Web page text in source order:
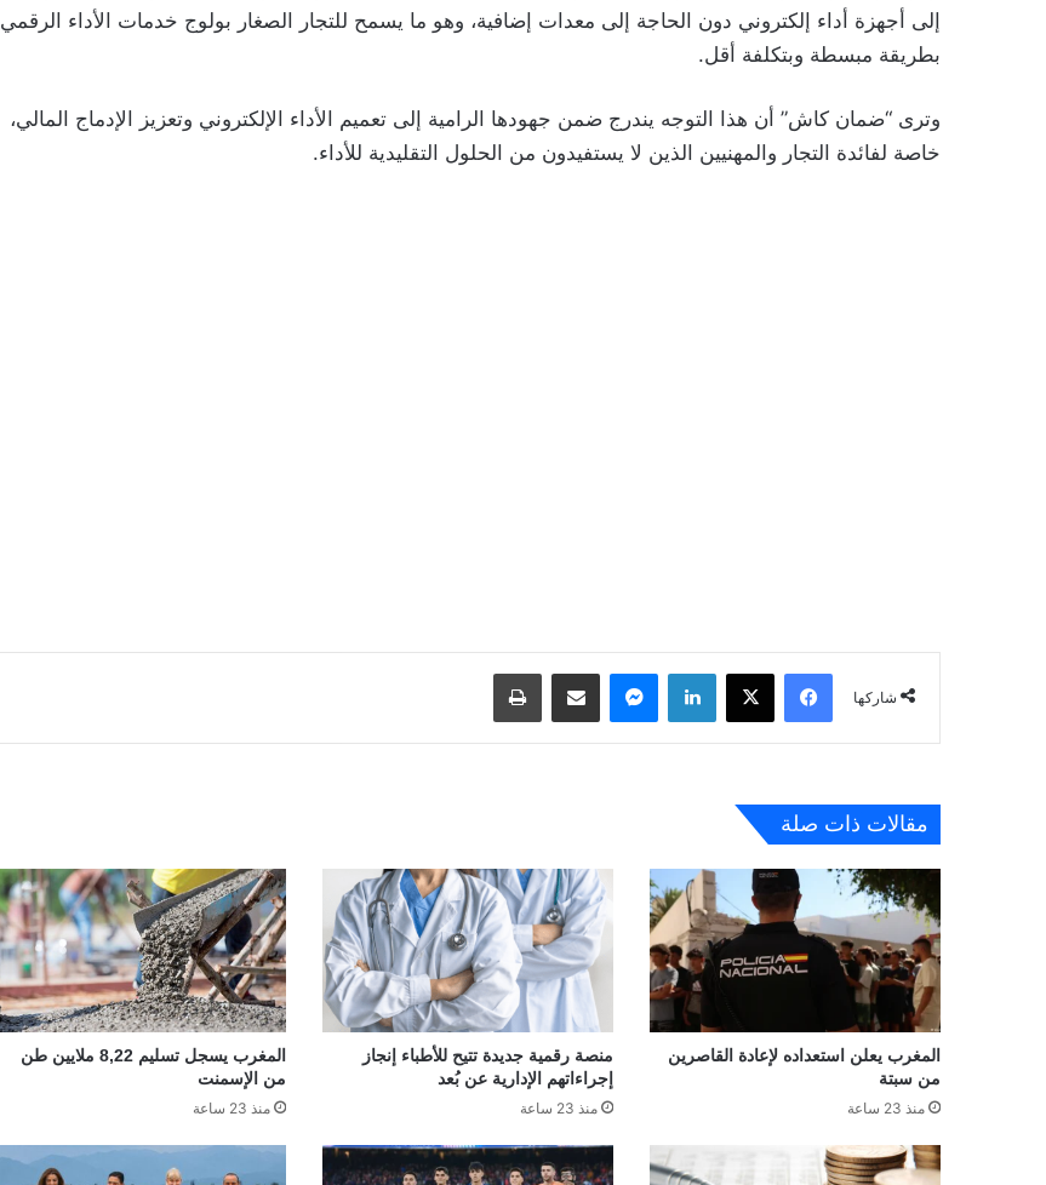
إلى أجهزة أداء إلكتروني دون الحاجة إلى معدات إضافية، وهو ما يسمح للتجار الصغار بولوج خدمات الأداء الرقمي
بطريقة مبسطة وبتكلفة أقل.
وترى “ضمان كاش” أن هذا التوجه يندرج ضمن جهودها الرامية إلى تعميم الأداء الإلكتروني وتعزيز الإدماج المالي،
خاصة لفائدة التجار والمهنيين الذين لا يستفيدون من الحلول التقليدية للأداء.
شاركها
فيسبوك لينكدإن
مقالات ذات صلة
المغرب يعلن استعداده لإعادة القاصرين
من سبتة
منذ 23 ساعة
منصة رقمية جديدة تتيح للأطباء إنجاز
إجراءاتهم الإدارية عن بُعد
منذ 23 ساعة
المغرب يسجل تسليم 8,22 ملايين طن
من الإسمنت
منذ 23 ساعة